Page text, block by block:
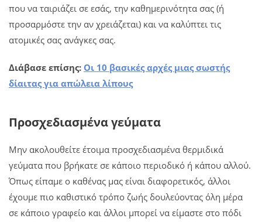
που να ταιριάζει σε εσάς, την καθημερινότητα σας (ή
προσαρμόστε την αν χρειάζεται) και να καλύπτει τις
ατομικές σας ανάγκες σας.
Διάβασε επίσης: Οι 10 βασικές αρχές μιας σωστής
δίαιτας για απώλεια λίπους
Προσχεδιασμένα γεύματα
Μην ακολουθείτε έτοιμα προσχεδιασμένα θερμιδικά
γεύματα που βρήκατε σε κάποιο περιοδικό ή κάπου αλλού.
Όπως είπαμε ο καθένας μας είναι διαφορετικός, άλλοι
έχουμε πιο καθιστικό τρόπο ζωής δουλεύοντας όλη μέρα
σε κάποιο γραφείο και άλλοι μπορεί να είμαστε στο πόδι